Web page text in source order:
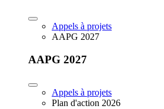
Appels à projets
AAPG 2027
AAPG 2027
Appels à projets
Plan d'action 2026